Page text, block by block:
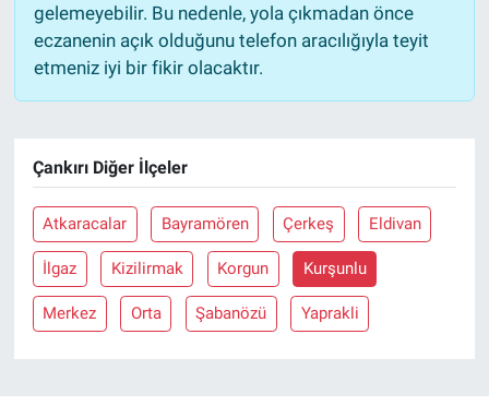
gelemeyebilir. Bu nedenle, yola çıkmadan önce
eczanenin açık olduğunu telefon aracılığıyla teyit
etmeniz iyi bir fikir olacaktır.
Çankırı Diğer İlçeler
Atkaracalar Bayramören Çerkeş Eldivan
İlgaz Kizilirmak Korgun Kurşunlu
Merkez Orta Şabanözü Yaprakli